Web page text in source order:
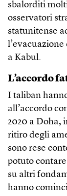
sbalorditi
osservatori
statunitense
a Kabul.
L’accordo
I taliban
all’accordo
2020 a Doha,
ritiro degli
sono rese
potuto
su altri
hanno